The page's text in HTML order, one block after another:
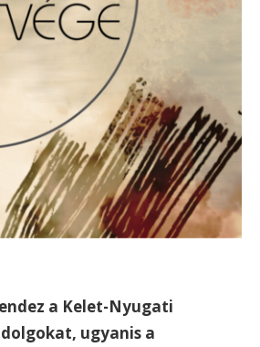
a Kelet-Nyugati
ugyanis a